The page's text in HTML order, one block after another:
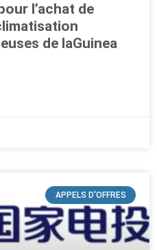
l’achat de
de laGuinea
APPELS D'OFFRES